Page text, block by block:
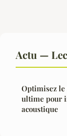
Actu —
Optimisez le
ultime pour
acoustique